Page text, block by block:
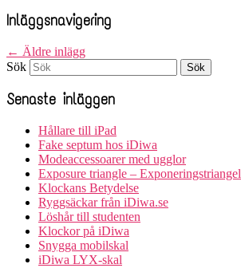
Inläggsnavigering
← Äldre inlägg
Sök
Senaste inläggen
Hållare till iPad
Fake septum hos iDiwa
Modeaccessoarer med ugglor
Exposure triangle – Exponeringstriangel
Klockans Betydelse
Ryggsäckar från iDiwa.se
Löshår till studenten
Klockor på iDiwa
Snygga mobilskal
iDiwa LYX-skal